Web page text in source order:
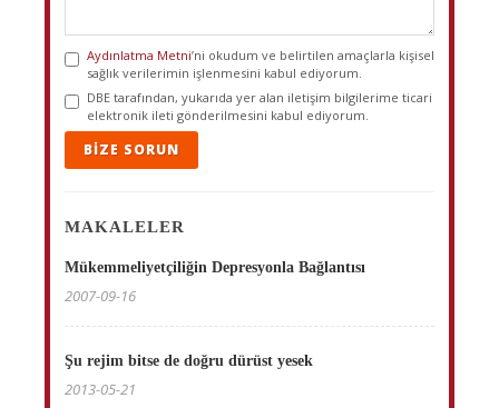
Aydınlatma Metni’ni okudum ve belirtilen amaçlarla kişisel
sağlık verilerimin işlenmesini kabul ediyorum.
DBE tarafından, yukarıda yer alan iletişim bilgilerime ticari
elektronik ileti gönderilmesini kabul ediyorum.
BIZE SORUN
MAKALELER
Mükemmeliyetçiliğin Depresyonla Bağlantısı
2007-09-16
Şu rejim bitse de doğru dürüst yesek
2013-05-21